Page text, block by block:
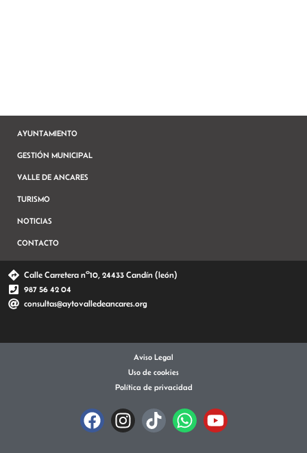
AYUNTAMIENTO
GESTIÓN MUNICIPAL
VALLE DE ANCARES
TURISMO
NOTICIAS
CONTACTO
Calle Carretera nº10, 24433 Candín (león)
987 56 42 04
consultas@aytovalledeancares.org
Aviso Legal
Uso de cookies
Política de privacidad
F
a
I
n
T
i
W
h
Y
o